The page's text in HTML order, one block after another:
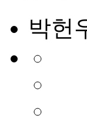
박헌